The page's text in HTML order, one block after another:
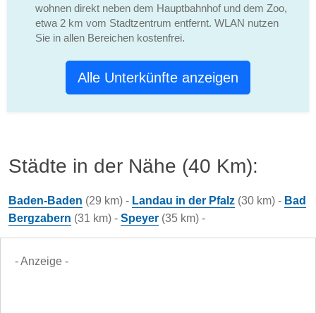
wohnen direkt neben dem Hauptbahnhof und dem Zoo,
etwa 2 km vom Stadtzentrum entfernt. WLAN nutzen
Sie in allen Bereichen kostenfrei.
Alle Unterkünfte anzeigen
Städte in der Nähe (40 Km):
Baden-Baden (29 km) - Landau in der Pfalz (30 km) - Bad
Bergzabern (31 km) - Speyer (35 km) -
- Anzeige -